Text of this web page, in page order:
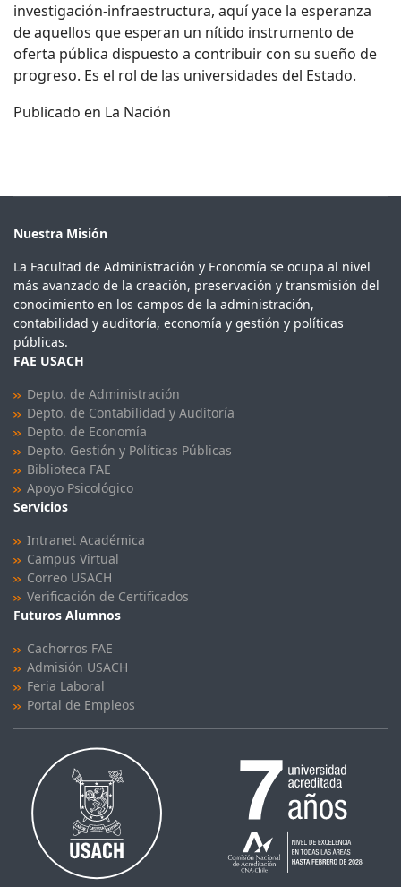
investigación-infraestructura, aquí yace la esperanza
de aquellos que esperan un nítido instrumento de
oferta pública dispuesto a contribuir con su sueño de
progreso. Es el rol de las universidades del Estado.
Publicado en La Nación
Nuestra Misión
La Facultad de Administración y Economía se ocupa al nivel
más avanzado de la creación, preservación y transmisión del
conocimiento en los campos de la administración,
contabilidad y auditoría, economía y gestión y políticas
públicas.
FAE USACH
Depto. de Administración
Depto. de Contabilidad y Auditoría
Depto. de Economía
Depto. Gestión y Políticas Públicas
Biblioteca FAE
Apoyo Psicológico
Servicios
Intranet Académica
Campus Virtual
Correo USACH
Verificación de Certificados
Futuros Alumnos
Cachorros FAE
Admisión USACH
Feria Laboral
Portal de Empleos